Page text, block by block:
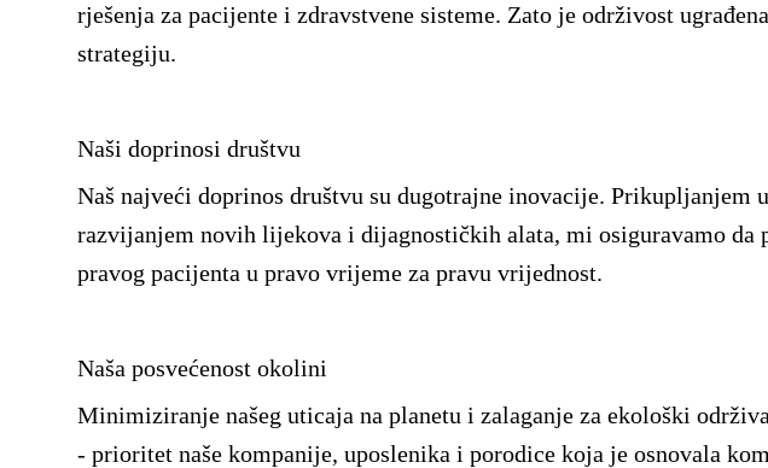
rješenja za pacijente i zdravstvene sisteme. Zato je održivost
strategiju.
Naši doprinosi društvu
Naš najveći doprinos društvu su dugotrajne inovacije. Prikupljanjem
razvijanjem novih lijekova i dijagnostičkih alata, mi osiguravamo da
pravog pacijenta u pravo vrijeme za pravu vrijednost.
Naša posvećenost okolini
Minimiziranje našeg uticaja na planetu i zalaganje za ekološki
- prioritet naše kompanije, uposlenika i porodice koja je osnovala